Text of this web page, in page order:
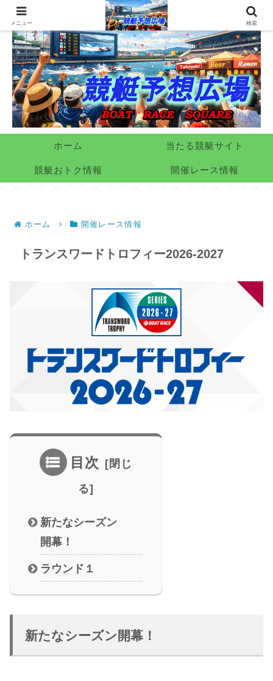
ホーム 当たる競艇サイト
競艇おトク情報 開催レース情報
ホーム 開催レース情報
トランスワードトロフィー2026-2027
目次
新たなシーズン
開幕！
ラウンド１
新たなシーズン開幕！
メニュー 検索